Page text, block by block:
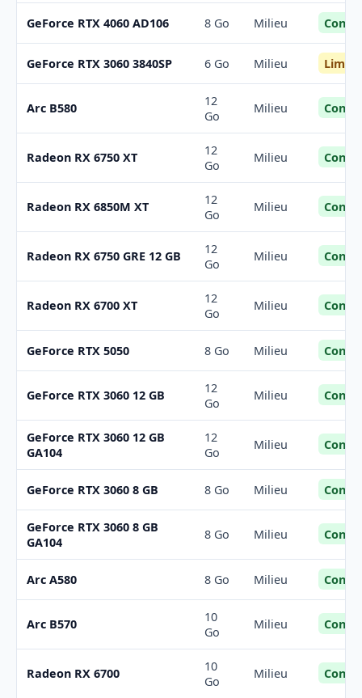
GeForce RTX 4060 AD106 8 Go Milieu
GeForce RTX 3060 3840SP 6 Go Milieu Limite
Arc B580
12
Go
Milieu
Radeon RX 6750 XT
12
Go
Milieu
Radeon RX 6850M XT
12
Go
Milieu
Radeon RX 6750 GRE 12 GB
12
Go
Milieu
Radeon RX 6700 XT
12
Go
Milieu
GeForce RTX 5050 8 Go Milieu
GeForce RTX 3060 12 GB
12
Go
Milieu
GeForce RTX 3060 12 GB
GA104
12
Go
Milieu
GeForce RTX 3060 8 GB 8 Go Milieu
GeForce RTX 3060 8 GB
GA104
8 Go Milieu
Arc A580 8 Go Milieu
Arc B570
10
Go
Milieu
Radeon RX 6700
10
Go
Milieu